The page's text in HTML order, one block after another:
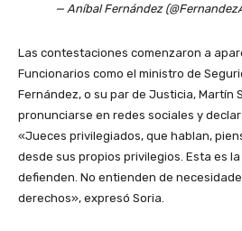
— Aníbal Fernández
Las contestaciones comenzaron a
Funcionarios como el ministro de
Fernández, o su par de Justicia, Martín
pronunciarse en redes sociales y
«Jueces privilegiados, que hablan,
desde sus propios privilegios. Esta es
defienden. No entienden de
derechos», expresó Soria.